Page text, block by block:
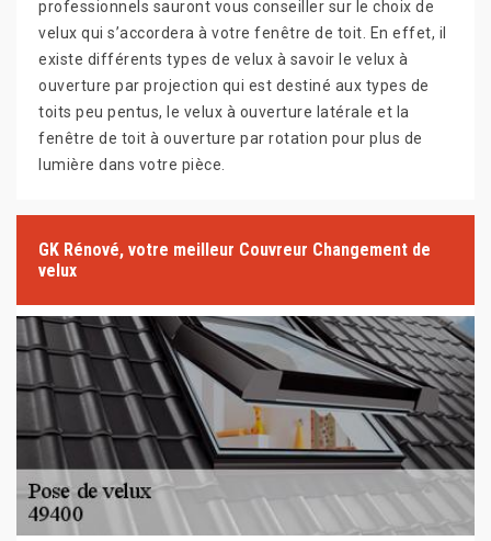
professionnels sauront vous conseiller sur le choix de
velux qui s’accordera à votre fenêtre de toit. En effet, il
existe différents types de velux à savoir le velux à
ouverture par projection qui est destiné aux types de
toits peu pentus, le velux à ouverture latérale et la
fenêtre de toit à ouverture par rotation pour plus de
lumière dans votre pièce.
GK Rénové, votre meilleur Couvreur Changement de
velux